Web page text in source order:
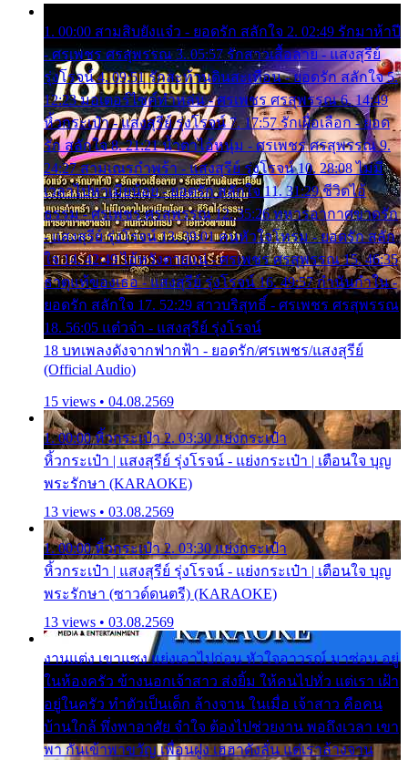
1. 00:00 สามสิบยังแจ๋ว - ยอดรัก สลักใจ 2. 02:49 รักมาห้าปี
- ศรเพชร ศรสุพรรณ 3. 05:57 รักสาวเสื้อลาย - แสงสุรีย์
รุ่งโรจน์ 4. 09:51 รักสะท้านดินสะเทือน - ยอดรัก สลักใจ 5.
12:23 มอเตอร์ไซค์ทำหล่น - ศรเพชร ศรสุพรรณ 6. 14:49
หิ้วกระเป๋า - แสงสุรีย์ รุ่งโรจน์ 7. 17:57 รักเผื่อเลือก - ยอด
รัก สลักใจ 8. 21:21 น้ำตาไอ้หนุ่ม - ศรเพชร ศรสุพรรณ 9.
24:27 สามเณรกำพร้า - แสงสุรีย์ รุ่งโรจน์ 10. 28:08 ไม่มี
เวลาไปหาเมียน้อย - ยอดรัก สลักใจ 11. 31:29 ชีวิตไอ้
ธรรม - ศรเพชร ศรสุพรรณ 12. 35:26 ทหารอากาศขาดรัก
- แสงสุรีย์ รุ่งโรจน์ 13. 39:01 คนหัวใจโทรม - ยอดรัก สลัก
ใจ 14. 42:49 ไอ้หวังตายแน่ - ศรเพชร ศรสุพรรณ 15. 46:35
ธาตุแท้ของเธอ - แสงสุรีย์ รุ่งโรจน์ 16. 49:57 กำนันกำใน -
ยอดรัก สลักใจ 17. 52:29 สาวบริสุทธิ์ - ศรเพชร ศรสุพรรณ
18. 56:05 แต๋วจ๋า - แสงสุรีย์ รุ่งโรจน์
18 บทเพลงดังจากฟากฟ้า - ยอดรัก/ศรเพชร/แสงสุรีย์
(Official Audio)
15 views • 04.08.2569
1. 00:00 หิ้วกระเป๋า 2. 03:30 แย่งกระเป๋า
หิ้วกระเป๋า | แสงสุรีย์ รุ่งโรจน์ - แย่งกระเป๋า | เตือนใจ บุญ
พระรักษา (KARAOKE)
13 views • 03.08.2569
1. 00:00 หิ้วกระเป๋า 2. 03:30 แย่งกระเป๋า
หิ้วกระเป๋า | แสงสุรีย์ รุ่งโรจน์ - แย่งกระเป๋า | เตือนใจ บุญ
พระรักษา (ซาวด์ดนตรี) (KARAOKE)
13 views • 03.08.2569
งานแต่ง เขาแซง แย่งเอาไปก่อน หัวใจอาวรณ์ มาซ่อน อยู่
ในห้องครัว ข้างนอกเจ้าสาว ส่งยิ้ม ให้คนไปทั่ว แต่เรา เฝ้า
อยู่ในครัว ทำตัวเป็นเด็ก ล้างจาน ในเมื่อ เจ้าสาว คือคน
บ้านใกล้ พึ่งพาอาศัย จำใจ ต้องไปช่วยงาน พอถึงเวลา เขา
พา กันเข้าพาขวัญ เพื่อนฝูง เฮฮาดังลั่น แต่เราล้างจาน